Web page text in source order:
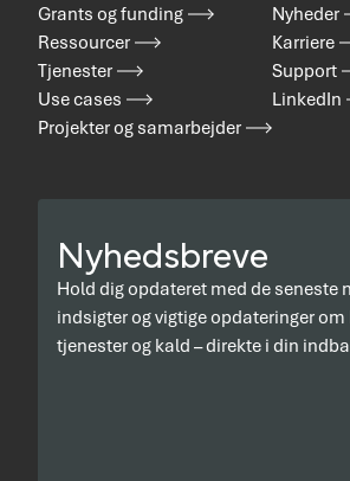
Grants og funding
Ressourcer
Tjenester
Use cases
Projekter og samarbejder
Nyheder
Karriere
Support
LinkedIn
Nyhedsbreve
Hold dig opdateret med de seneste
indsigter og vigtige opdateringer om
tjenester og kald – direkte i din